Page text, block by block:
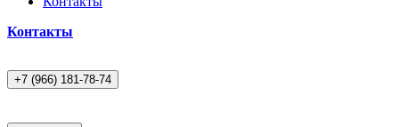
Контакты
+7 (966) 181-78-74